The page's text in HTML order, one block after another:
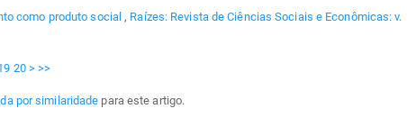
como produto social , Raízes: Revista de Ciências Sociais e Econômicas: v.
20 > >>
por similaridade para este artigo.